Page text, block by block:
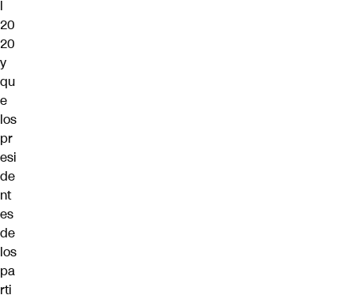
l
20
20
y
qu
e
los
pr
esi
de
nt
es
de
los
pa
rti